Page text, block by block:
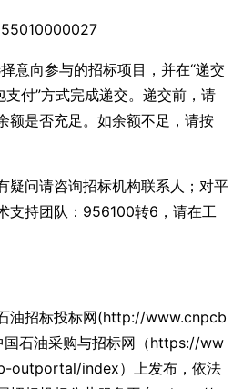
意向参与的招标项目，并在“递交
支付”方式完成递交。递交前，请
额是否充足。如余额不足，请按
疑问请咨询招标机构联系人；对平
支持团队：956100转6，请在工
油招标投标网(http://www.cnpcb
石油采购与招标网（https://ww
outportal/index）上发布，依法